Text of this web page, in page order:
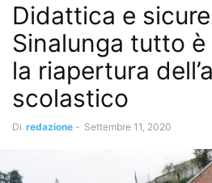
Didattica e
Sinalunga tutto
la riapertura
scolastico
Di redazione - Settembre 11, 2020